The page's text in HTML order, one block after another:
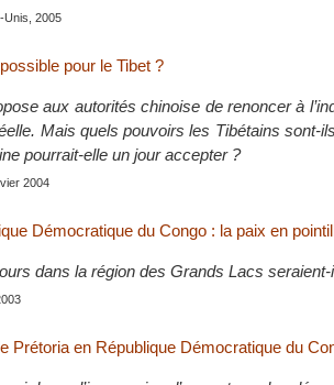
Unis, 2005
pour le Tibet ?
aux autorités chinoise de renoncer à
Mais quels pouvoirs les Tibétains sont-
pourrait-elle un jour accepter ?
2004
Démocratique du Congo : la paix en
dans la région des Grands Lacs
Prétoria en République Démocratique du